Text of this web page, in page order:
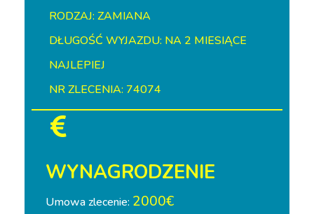
RODZAJ: ZAMIANA
DŁUGOŚĆ WYJAZDU: NA 2 MIESIĄCE
NAJLEPIEJ
NR ZLECENIA: 74074
WYNAGRODZENIE
Umowa zlecenie: 2000€